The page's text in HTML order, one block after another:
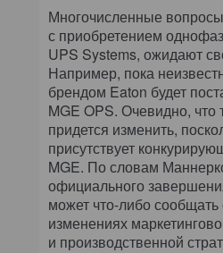
Многочисленные
с приобретением
UPS Systems, ожидают
Например, пока
брендом Eaton будет
MGE OPS. Очевидно, что
придется изменить,
присутствует
MGE. По словам
официального
может что-либо
изменениях
и производственной